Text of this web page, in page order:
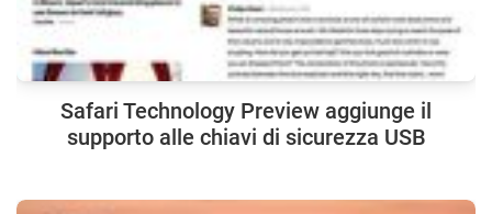
Safari Technology Preview aggiunge il
supporto alle chiavi di sicurezza USB